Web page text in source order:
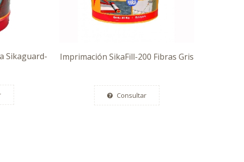
Sikaguard- Imprimación SikaFill-200 Fibras Gris
Consultar